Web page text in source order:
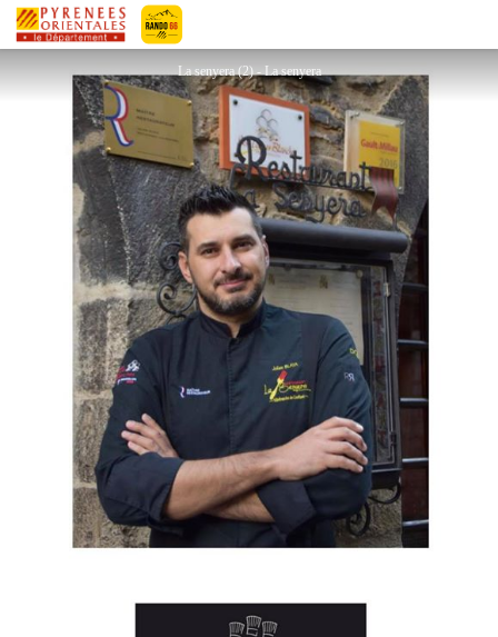
Pyrénées-Orientales Le Département
LA SENYERA
La senyera (2) - La senyera